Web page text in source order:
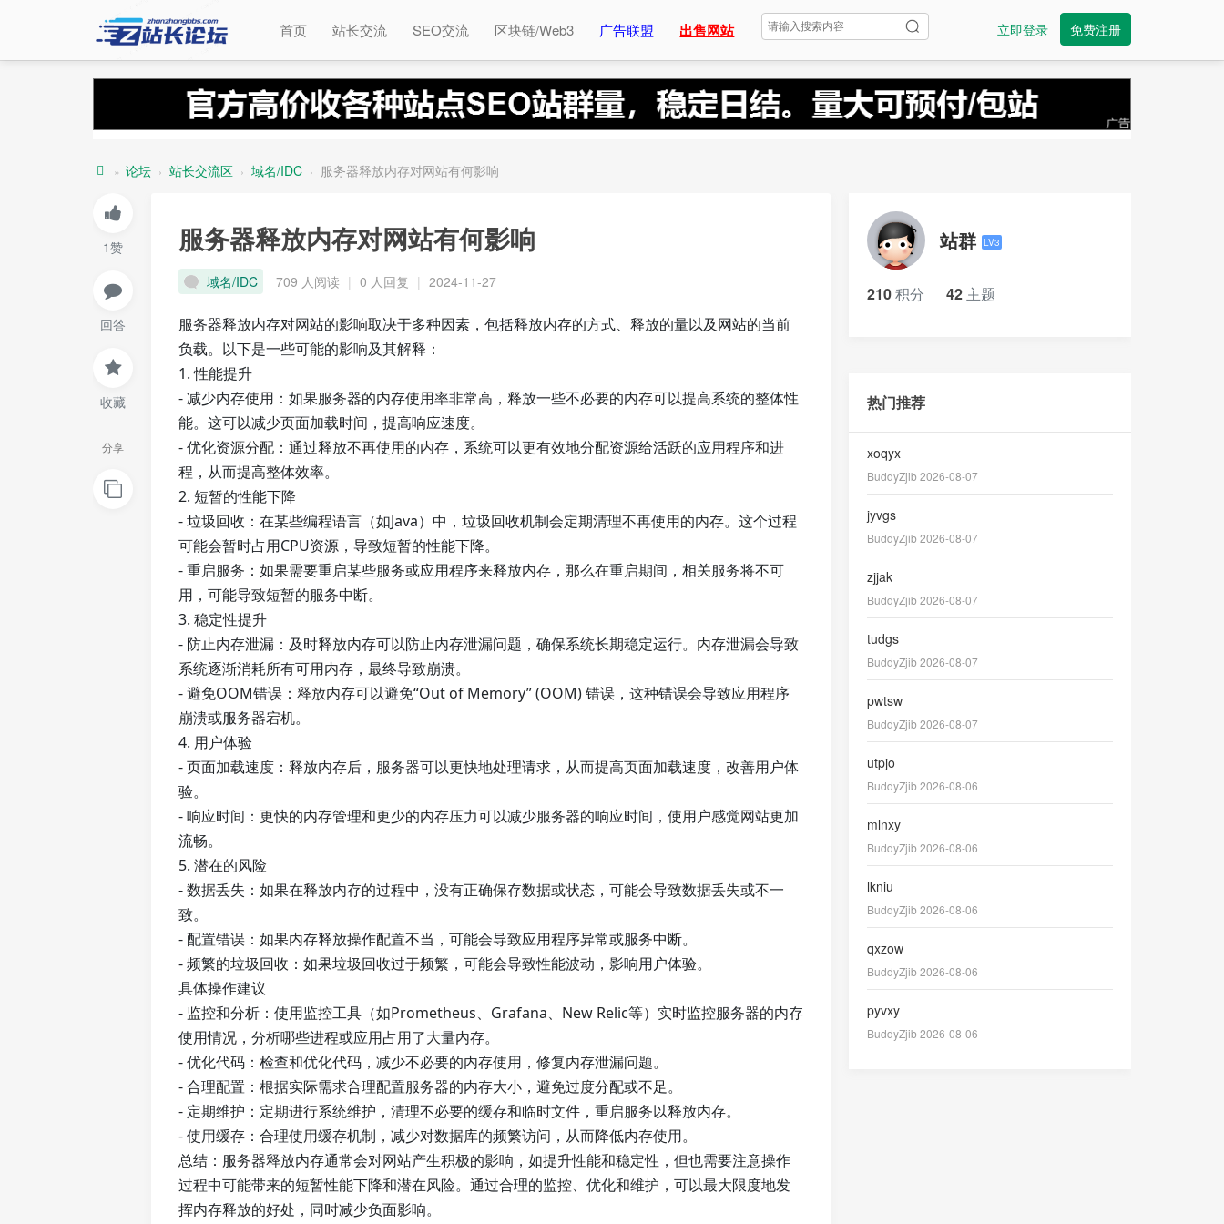
首页 站长交流 SEO交流 区块链/Web3 广告联盟 出售网站 立即登录 免费注册
长
论
» 论坛 › 站长交流区 › 域名/IDC › 服务器释放内存对网站有何影响
1赞
回答
收藏
分享
服务器释放内存对网站有何影响
域名/IDC 709 人阅读 | 0 人回复 | 2024-11-27
服务器释放内存对网站的影响取决于多种因素，包括释放内存的方式、释放的量以及网站的当前
负载。以下是一些可能的影响及其解释：
1. 性能提升
- 减少内存使用：如果服务器的内存使用率非常高，释放一些不必要的内存可以提高系统的整体性
能。这可以减少页面加载时间，提高响应速度。
- 优化资源分配：通过释放不再使用的内存，系统可以更有效地分配资源给活跃的应用程序和进
程，从而提高整体效率。
2. 短暂的性能下降
- 垃圾回收：在某些编程语言（如Java）中，垃圾回收机制会定期清理不再使用的内存。这个过程
可能会暂时占用CPU资源，导致短暂的性能下降。
- 重启服务：如果需要重启某些服务或应用程序来释放内存，那么在重启期间，相关服务将不可
用，可能导致短暂的服务中断。
3. 稳定性提升
- 防止内存泄漏：及时释放内存可以防止内存泄漏问题，确保系统长期稳定运行。内存泄漏会导致
系统逐渐消耗所有可用内存，最终导致崩溃。
- 避免OOM错误：释放内存可以避免“Out of Memory” (OOM) 错误，这种错误会导致应用程序
崩溃或服务器宕机。
4. 用户体验
- 页面加载速度：释放内存后，服务器可以更快地处理请求，从而提高页面加载速度，改善用户体
验。
- 响应时间：更快的内存管理和更少的内存压力可以减少服务器的响应时间，使用户感觉网站更加
流畅。
5. 潜在的风险
- 数据丢失：如果在释放内存的过程中，没有正确保存数据或状态，可能会导致数据丢失或不一
致。
- 配置错误：如果内存释放操作配置不当，可能会导致应用程序异常或服务中断。
- 频繁的垃圾回收：如果垃圾回收过于频繁，可能会导致性能波动，影响用户体验。
具体操作建议
- 监控和分析：使用监控工具（如Prometheus、Grafana、New Relic等）实时监控服务器的内存
使用情况，分析哪些进程或应用占用了大量内存。
- 优化代码：检查和优化代码，减少不必要的内存使用，修复内存泄漏问题。
- 合理配置：根据实际需求合理配置服务器的内存大小，避免过度分配或不足。
- 定期维护：定期进行系统维护，清理不必要的缓存和临时文件，重启服务以释放内存。
- 使用缓存：合理使用缓存机制，减少对数据库的频繁访问，从而降低内存使用。
总结：服务器释放内存通常会对网站产生积极的影响，如提升性能和稳定性，但也需要注意操作
过程中可能带来的短暂性能下降和潜在风险。通过合理的监控、优化和维护，可以最大限度地发
挥内存释放的好处，同时减少负面影响。
站群 LV3
210积分 42 主题
热门推荐
xoqyx
BuddyZjib 2026-08-07
jyvgs
BuddyZjib 2026-08-07
zjjak
BuddyZjib 2026-08-07
tudgs
BuddyZjib 2026-08-07
pwtsw
BuddyZjib 2026-08-07
utpjo
BuddyZjib 2026-08-06
mlnxy
BuddyZjib 2026-08-06
lkniu
BuddyZjib 2026-08-06
qxzow
BuddyZjib 2026-08-06
pyvxy
BuddyZjib 2026-08-06